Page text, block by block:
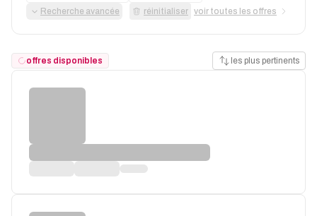
Recherche avancée réinitialiser voir toutes les offres
offres disponibles les plus pertinents